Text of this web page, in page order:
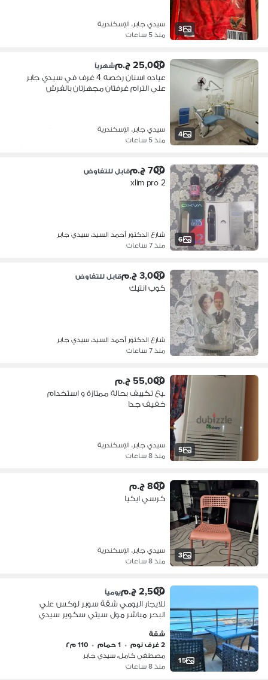
3
سيدي جابر، الإسكندرية
منذ 5 ساعات
4
25,000 ج.م شهرياً
عياده اسنان رخصه 4 غرف في سيدي جابر
علي الترام غرفتان مجهزتان بالفرش
سيدي جابر، الإسكندرية
منذ 5 ساعات
6
700 ج.م قابل للتفاوض
xlim pro 2
شارع الدكتور أحمد السيد، سيدي جابر
منذ 7 ساعات
3,000 ج.م قابل للتفاوض
كوب انتيك
شارع الدكتور أحمد السيد، سيدي جابر
منذ 7 ساعات
5
55,000 ج.م
بيع تكييف بحالة ممتازة و استخدام
خفيف جدا
سيدي جابر، الإسكندرية
منذ 8 ساعات
3
800 ج.م
كرسي ايكيا
سيدي جابر، الإسكندرية
منذ 8 ساعات
15
2,500 ج.م يومياً
للايجار اليومي شقة سوبر لوكس علي
البحر مباشر مول سيتي سكوير سيدي
شقة
2 غرف نوم
• 1 حمام • 110 م٢
مصطفي كامل، سيدي جابر
منذ 8 ساعات